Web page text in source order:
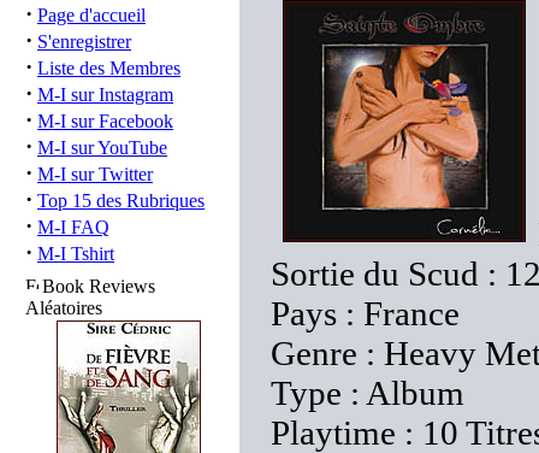
· Page d'accueil
· S'enregistrer
· Liste des Membres
· M-I sur Instagram
· M-I sur Facebook
· M-I sur YouTube
· M-I sur Twitter
· Top 15 des Rubriques
· M-I FAQ
· M-I Tshirt
Book Reviews
Aléatoires
Sortie du Scud :
Pays : France
Genre : Heavy
Type : Album
Playtime : 10